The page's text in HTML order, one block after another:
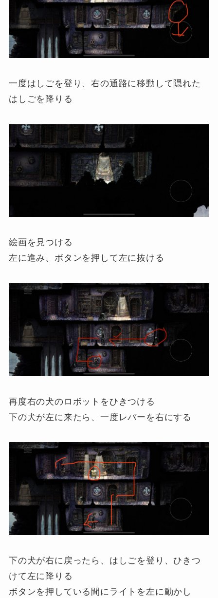
一度はしごを登り、右の通路に移動して隠れた
はしごを降りる
絵画を見つける
左に進み、ボタンを押して左に抜ける
再度右の犬のロボットをひきつける
下の犬が左に来たら、一度レバーを右にする
下の犬が右に戻ったら、はしごを登り、ひきつ
けて左に降りる
ボタンを押している間にライトを左に動かし